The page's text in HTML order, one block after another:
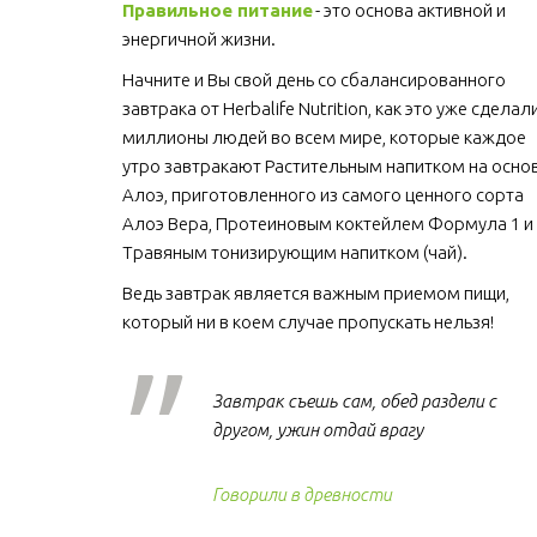
Правильное питание - это основа активной и
энергичной жизни.
Начните и Вы свой день со сбалансированного
завтрака от Herbalife Nutrition, как это уже
миллионы людей во всем мире, которые каждое
утро завтракают Растительным напитком на
Алоэ, приготовленного из самого ценного сорта
Алоэ Вера, Протеиновым коктейлем Формула 1 и
Травяным тонизирующим напитком (чай).
Ведь завтрак является важным приемом пищи,
который ни в коем случае пропускать нельзя!
Завтрак съешь сам, обед раздели с
другом, ужин отдай врагу
Говорили в древности